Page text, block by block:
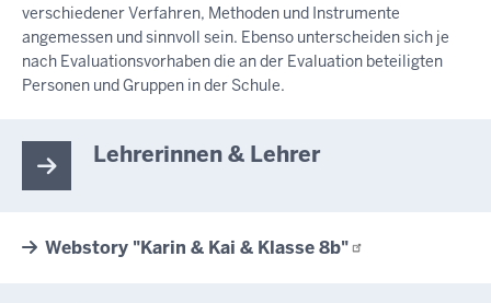
verschiedener Verfahren, Methoden und Instrumente
angemessen und sinnvoll sein. Ebenso unterscheiden sich je
nach Evaluationsvorhaben die an der Evaluation beteiligten
Personen und Gruppen in der Schule.
Lehrerinnen & Lehrer
Webstory "Karin & Kai & Klasse8b"